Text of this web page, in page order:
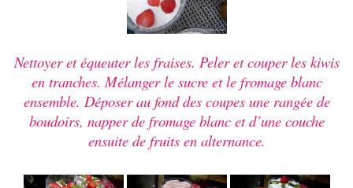
Nettoyer et équeuter les fraises. Peler et couper les kiwis
en tranches. Mélanger le sucre et le fromage blanc
ensemble. Déposer au fond des coupes une rangée de
boudoirs, napper de fromage blanc et d’une couche
ensuite de fruits en alternance.